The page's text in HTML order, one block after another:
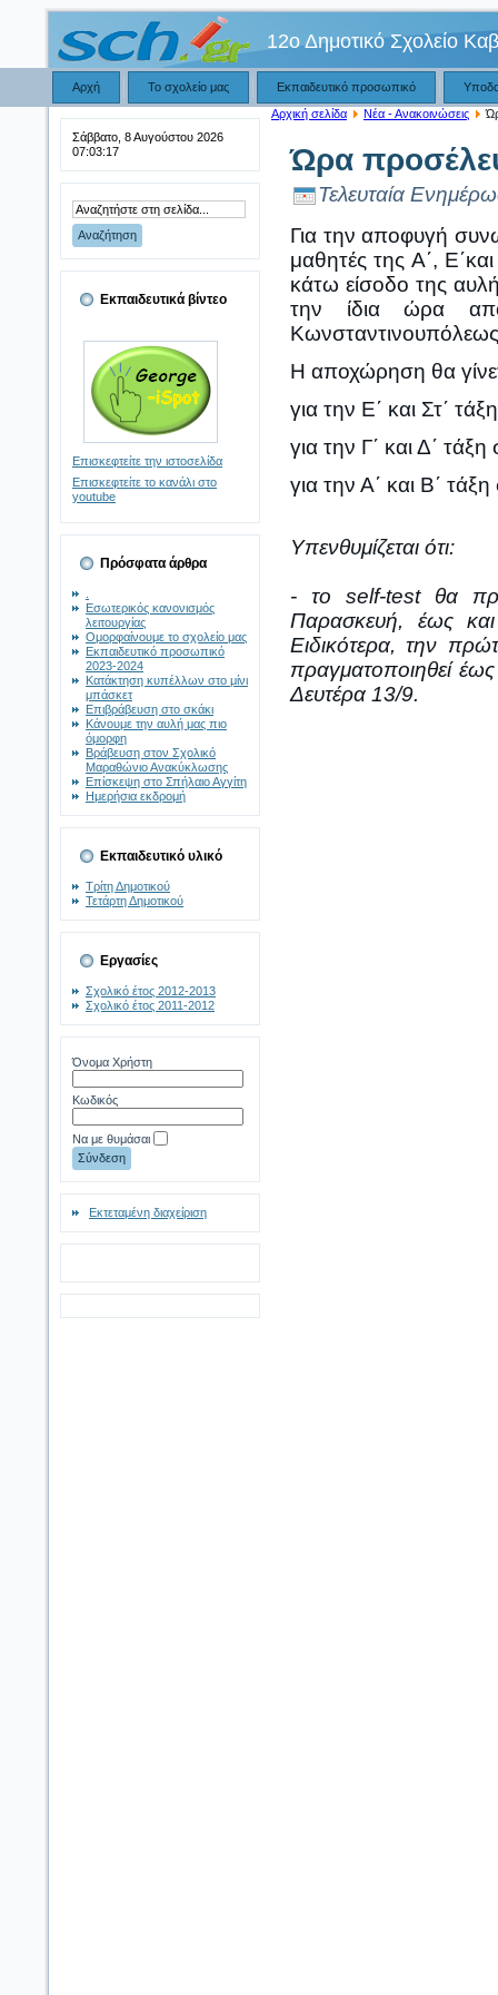
12ο Δημοτικό Σχολείο
Αρχή Το σχολείο μας Εκπαιδευτικό προσωπικό
Σάββατο, 8 Αυγούστου 2026
07:03:18
Εκπαιδευτικά βίντεο
Επισκεφτείτε την ιστοσελίδα
Επισκεφτείτε το κανάλι στο
youtube
Πρόσφατα άρθρα
Εσωτερικός κανονισμός
λειτουργίας
Ομορφαίνουμε το σχολείο μας
Εκπαιδευτικό προσωπικό
2023-2024
Κατάκτηση κυπέλλων στο μίνι
μπάσκετ
Επιβράβευση στο σκάκι
Κάνουμε την αυλή μας πιο
όμορφη
Βράβευση στον Σχολικό
Μαραθώνιο Ανακύκλωσης
Επίσκεψη στο Σπήλαιο Αγγίτη
Ημερήσια εκδρομή
Εκπαιδευτικό υλικό
Τρίτη Δημοτικού
Τετάρτη Δημοτικού
Εργασίες
Σχολικό έτος 2012-2013
Σχολικό έτος 2011-2012
Όνομα Χρήστη
Κωδικός
Να με θυμάσαι
Εκτεταμένη διαχείριση
Αρχική σελίδα Νέα - Ανακοινώσεις
Ώρα
Τελευταία
Για την αποφυγή
μαθητές της Α΄,
κάτω είσοδο της
την ίδια ώρα
Η αποχώρηση θα
για την Ε΄ και Στ΄
για την Γ΄ και Δ΄ τάξη
για την Α΄ και Β΄
Υπενθυμίζεται ότι:
- το self-test θα
Παρασκευή, έως
Ειδικότερα, την
πραγματοποιηθεί
Δευτέρα 13/9.